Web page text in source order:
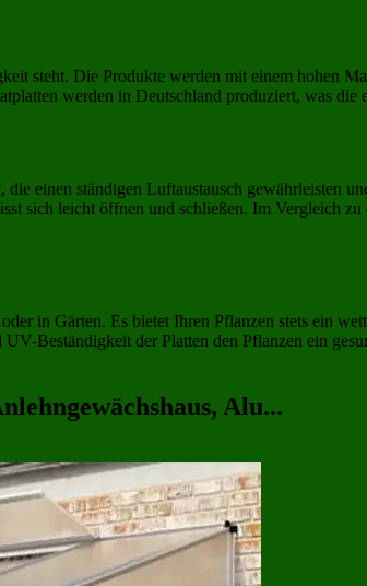
steht. Die Produkte werden mit einem hohen
werden in Deutschland produziert, was
einen ständigen Luftaustausch gewährleisten
sich leicht öffnen und schließen. Im Vergleich
in Gärten. Es bietet Ihren Pflanzen stets ein
Beständigkeit der Platten den Pflanzen ein
Alu...